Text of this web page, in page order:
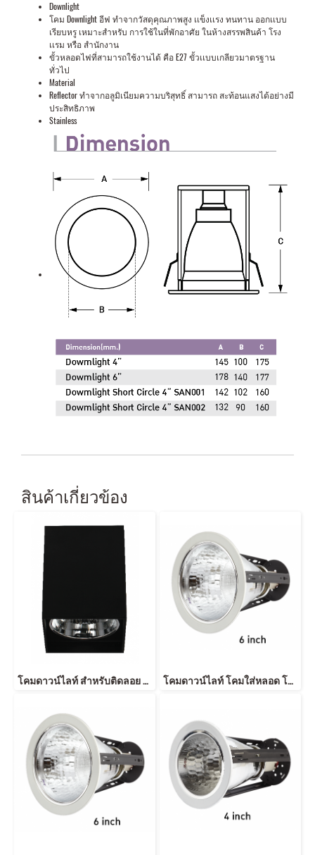
Downlight
โคม Downlight อีฟ ทำจากวัสดุคุณภาพสูง เเข็งเเรง ทนทาน ออกเเบบ
เรียบหรู เหมาะสำหรับ การใช้ในที่พักอาศัย ในห้างสรรพสินค้า โรง
เเรม หรือ สำนักงาน
ขั้วหลอดไฟที่สามารถใช้งานได้ คือ E27 ขั้วเเบบเกลียวมาตรฐาน
ทั่วไป
Material
Reflector ทำจากอลูมิเนียมความบริสุทธิ์ สามารถ สะท้อนแสงได้อย่างมี
ประสิทธิภาพ
Stainless
สินค้าเกี่ยวข้อง
โคมดาวน์ไลท์ สำหรับติดลอย โคมใส่หลอด โคมลายเพชร Downlight Surface Mouted EL-06002 6 inch Square Black Diamond โคมดาวน์ไลท์ โคมใส่หลอด โคมลายเพชร โคมหน้ากลม Downlight 6 Inch White Diamond